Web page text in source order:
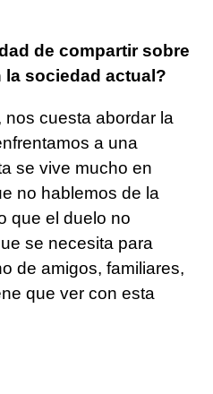
de compartir sobre
la sociedad actual?
cuesta abordar la
a una
se vive mucho en
no hablemos de la
que el duelo no
se necesita para
de amigos, familiares,
que ver con esta